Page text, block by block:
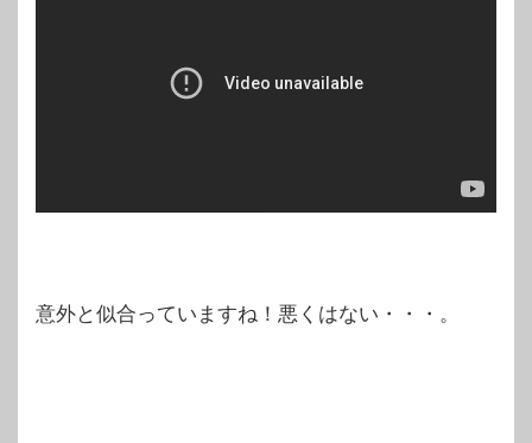
意外と似合っていますね！悪くはない・・・。